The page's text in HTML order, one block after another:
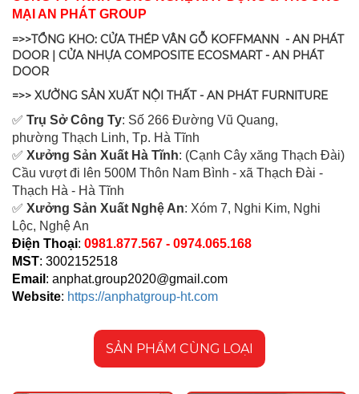
MẠI AN PHÁT GROUP
=>>TỔNG KHO: CỬA THÉP VÂN GỖ KOFFMANN - AN PHÁT
DOOR | CỬA NHỰA COMPOSITE ECOSMART - AN PHÁT
DOOR
=>> XƯỞNG SẢN XUẤT NỘI THẤT - AN PHÁT FURNITURE
✅ Trụ Sở Công Ty: Số 266 Đường Vũ Quang,
phường Thạch Linh, Tp. Hà Tĩnh
✅ Xưởng Sản Xuất Hà Tĩnh: (Cạnh Cây xăng Thạch Đài)
Cầu vượt đi lên 500M Thôn Nam Bình - xã Thạch Đài -
Thạch Hà - Hà Tĩnh
✅ Xưởng Sản Xuất Nghệ An: Xóm 7, Nghi Kim, Nghi
Lộc, Nghệ An
Điện Thoại: 0981.877.567 - 0974.065.168
MST: 3002152518
Email : anphat.group2020@gmail.com
Website: https://anphatgroup-ht.com
SẢN PHẨM CÙNG LOẠI